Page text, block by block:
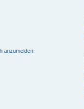
anzumelden.